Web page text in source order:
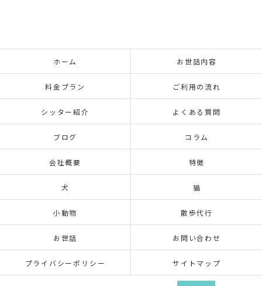
ホーム お世話内容
料金プラン ご利用の流れ
シッター紹介 よくある質問
ブログ コラム
会社概要 特徴
犬 猫
小動物 散歩代行
お世話 お問い合わせ
プライバシーポリシー サイトマップ